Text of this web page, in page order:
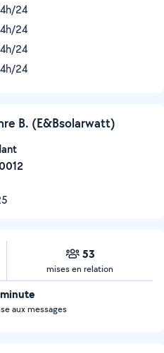
24
24
24
24
B. (E&Bsolarwatt)
53
mises en relation
aux messages